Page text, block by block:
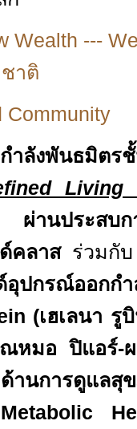
Wealth ---
าติ
Community
ำลังพันธมิต
Living
ผ่านประสบ
คลาสร่วมกั
ณ์ออกกำลั
(เฮเลนา
หมอ ปิแอร์-
านการดูแลสุ
Metabolic